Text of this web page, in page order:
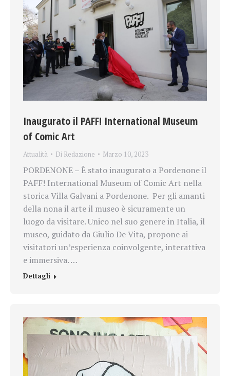
Inaugurato il PAFF! International Museum
of Comic Art
Attualità Di Redazione Marzo 10, 2023
PORDENONE – È stato inaugurato a Pordenone il
PAFF! International Museum of Comic Art nella
storica Villa Galvani a Pordenone. Per gli amanti
della nona il arte il museo è sicuramente un
luogo da visitare. Unico nel suo genere in Italia, il
museo, guidato da Giulio De Vita, propone ai
visitatori un’esperienza coinvolgente, interattiva
e immersiva. …
Dettagli